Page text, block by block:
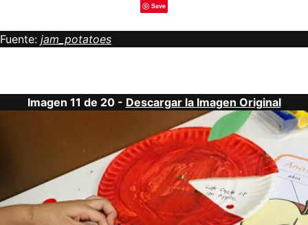
Save
Fuente: jam_potatoes
Imagen 11 de 20 - Descargar la Imagen Original